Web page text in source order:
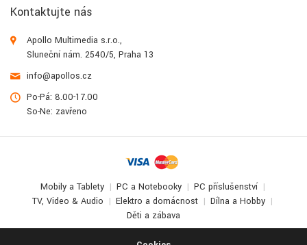
Kontaktujte nás
Apollo Multimedia s.r.o.,
Sluneční nám. 2540/5, Praha 13
info@apollos.cz
Po-Pá: 8.00-17.00
So-Ne: zavřeno
Mobily a Tablety PC a Notebooky
PC příslušenství
TV, Video & Audio
Elektro a domácnost
Dílna a Hobby
Děti a zábava